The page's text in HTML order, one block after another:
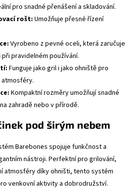
pro snadné přenášení a skladování.
rošt: Umožňuje přesné řízení
Vyrobeno z pevné oceli, která zaručuje
pravidelném používání.
Funguje jako gril i jako ohniště pro
Kompaktní rozměry umožňují snadné
zahradě nebo v přírodě.
pod širým nebem
Barebones spojuje funkčnost a
nástroji. Perfektní pro grilování,
atmosféry díky ohništi, tento systém
venkovní aktivity a dobrodružství.